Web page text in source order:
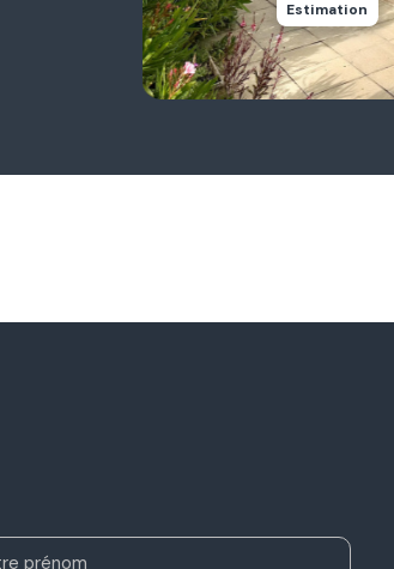
Estimation